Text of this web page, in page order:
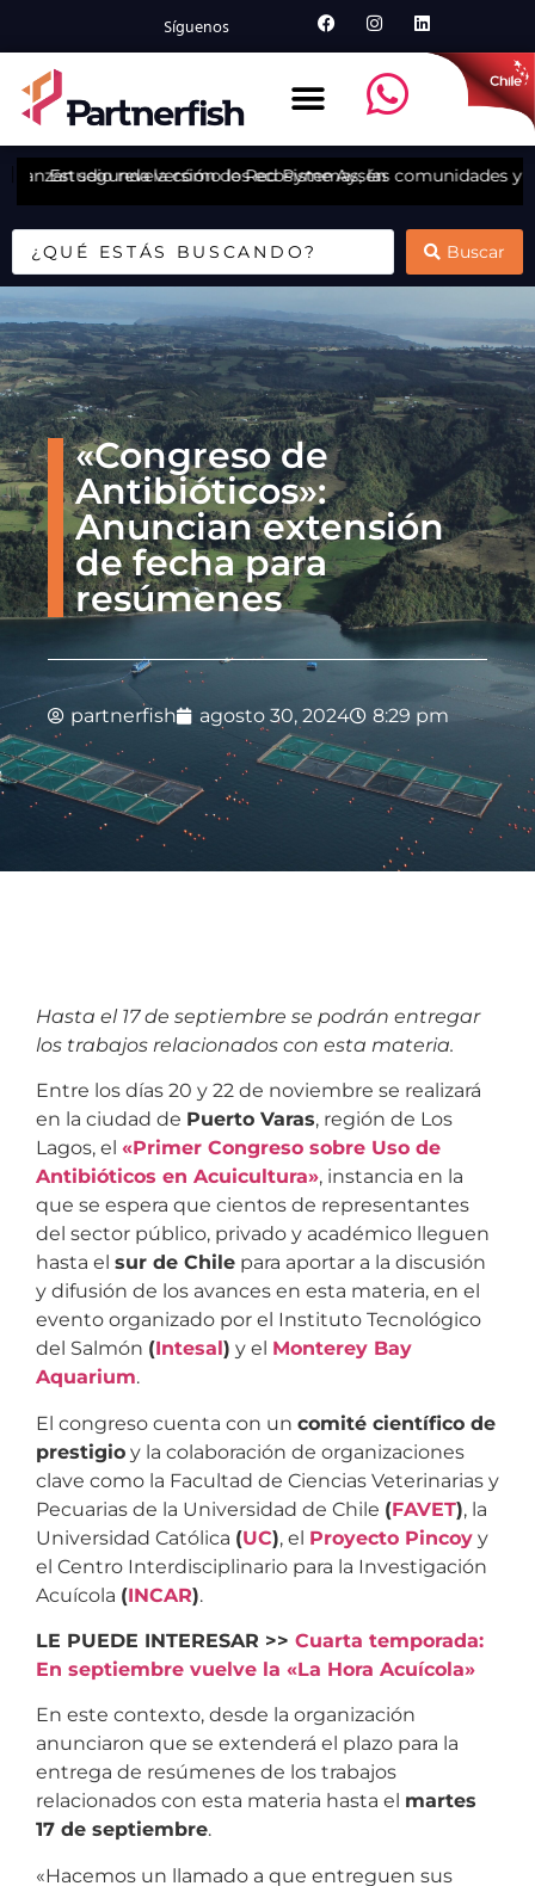
Síguenos
segunda versión de Red Pyme Aysén
Estudio revela cómo los ecosistemas, las comunidades y
Buscar
«Congreso de
Antibióticos»:
Anuncian extensión
de fecha para
resúmenes
partnerfish agosto 30, 2024 8:29 pm
Hasta el 17 de septiembre se podrán entregar
los trabajos relacionados con esta materia.
Entre los días 20 y 22 de noviembre se realizará
en la ciudad de Puerto Varas, región de Los
Lagos, el «Primer Congreso sobre Uso de
Antibióticos en Acuicultura», instancia en la
que se espera que cientos de representantes
del sector público, privado y académico lleguen
hasta el sur de Chile para aportar a la discusión
y difusión de los avances en esta materia, en el
evento organizado por el Instituto Tecnológico
del Salmón (Intesal) y el Monterey Bay
Aquarium.
El congreso cuenta con un comité científico de
prestigio y la colaboración de organizaciones
clave como la Facultad de Ciencias Veterinarias y
Pecuarias de la Universidad de Chile (FAVET), la
Universidad Católica (UC), el Proyecto Pincoy y
el Centro Interdisciplinario para la Investigación
Acuícola (INCAR).
LE PUEDE INTERESAR >> Cuarta temporada:
En septiembre vuelve la «La Hora Acuícola»
En este contexto, desde la organización
anunciaron que se extenderá el plazo para la
entrega de resúmenes de los trabajos
relacionados con esta materia hasta el martes
17 de septiembre.
«Hacemos un llamado a que entreguen sus